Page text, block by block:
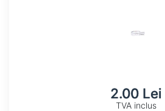
2.00 Lei
TVA inclus